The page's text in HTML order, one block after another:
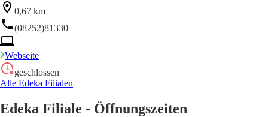
0,67 km
(08252)81330
Webseite
geschlossen
Alle Edeka Filialen
Edeka Filiale - Öffnungszeiten